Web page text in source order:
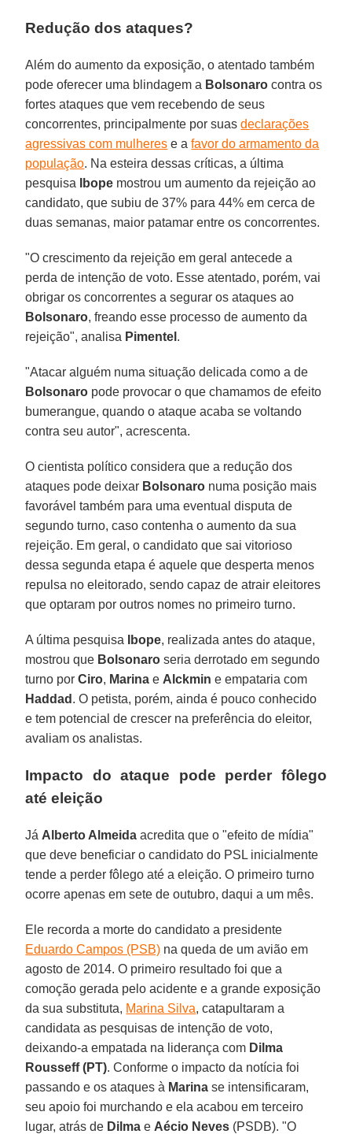
Redução dos ataques?
Além do aumento da exposição, o atentado também
pode oferecer uma blindagem a Bolsonaro contra os
fortes ataques que vem recebendo de seus
concorrentes, principalmente por suasdeclarações
agressivas com mulheres e afavor do armamento da
população. Na esteira dessas críticas, a última
pesquisa
Ibope mostrou um aumento da rejeição ao
candidato, que subiu de 37% para 44% em cerca de
duas semanas, maior patamar entre os concorrentes.
"O crescimento da rejeição em geral antecede a
perda de intenção de voto. Esse atentado, porém, vai
obrigar os concorrentes a segurar os ataques ao
Bolsonaro, freando esse processo de aumento da
rejeição", analisa Pimentel .
"Atacar alguém numa situação delicada como a de
Bolsonaro pode provocar o que chamamos de efeito
bumerangue, quando o ataque acaba se voltando
contra seu autor", acrescenta.
O cientista político considera que a redução dos
ataques pode deixar Bolsonaro numa posição mais
favorável também para uma eventual disputa de
segundo turno, caso contenha o aumento da sua
rejeição. Em geral, o candidato que sai vitorioso
dessa segunda etapa é aquele que desperta menos
repulsa no eleitorado, sendo capaz de atrair eleitores
que optaram por outros nomes no primeiro turno.
A última pesquisa Ibope, realizada antes do ataque,
mostrou que Bolsonaro seria derrotado em segundo
turno porCiro, Marina e Alckmin e empataria com
Haddad . O petista, porém, ainda é pouco conhecido
e tem potencial de crescer na preferência do eleitor,
avaliam os analistas.
Impacto do ataque pode perder fôlego
até eleição
Já Alberto Almeida acredita que o "efeito de mídia"
que deve beneficiar o candidato do PSL inicialmente
tende a perder fôlego até a eleição. O primeiro turno
ocorre apenas em sete de outubro, daqui a um mês.
Ele recorda a morte do candidato a presidente
Eduardo Campos (PSB) na queda de um avião em
agosto de 2014. O primeiro resultado foi que a
comoção gerada pelo acidente e a grande exposição
da sua substituta, Marina Silva, catapultaram a
candidata as pesquisas de intenção de voto,
deixando-a empatada na liderança com Dilma
Rousseff (PT). Conforme o impacto da notícia foi
passando e os ataques à Marina se intensificaram,
seu apoio foi murchando e ela acabou em terceiro
lugar, atrás de Dilma e Aécio Neves (PSDB). "O